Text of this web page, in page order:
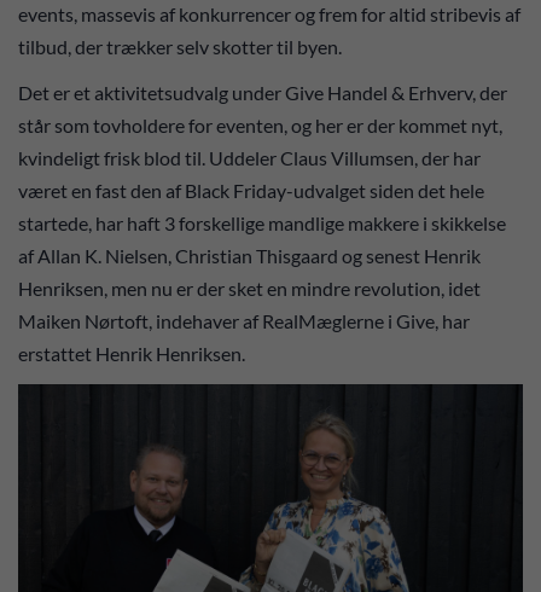
events, massevis af konkurrencer og frem for altid stribevis af
tilbud, der trækker selv skotter til byen.
Det er et aktivitetsudvalg under Give Handel & Erhverv, der
står som tovholdere for eventen, og her er der kommet nyt,
kvindeligt frisk blod til. Uddeler Claus Villumsen, der har
været en fast den af Black Friday-udvalget siden det hele
startede, har haft 3 forskellige mandlige makkere i skikkelse
af Allan K. Nielsen, Christian Thisgaard og senest Henrik
Henriksen, men nu er der sket en mindre revolution, idet
Maiken Nørtoft, indehaver af RealMæglerne i Give, har
erstattet Henrik Henriksen.